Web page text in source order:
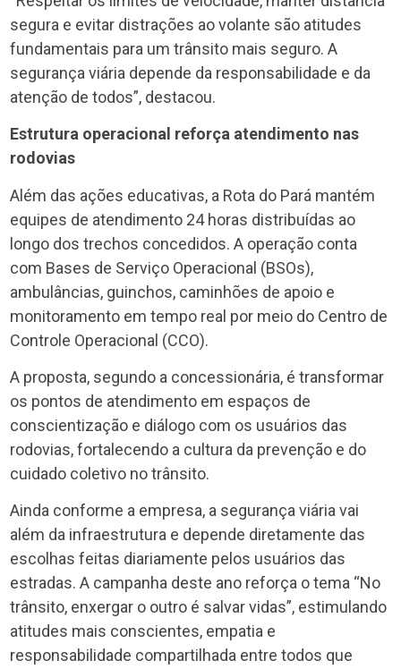
segura e evitar distrações ao volante são atitudes
fundamentais para um trânsito mais seguro. A
segurança viária depende da responsabilidade e da
atenção de todos”, destacou.
Estrutura operacional reforça atendimento nas
rodovias
Além das ações educativas, a Rota do Pará mantém
equipes de atendimento 24 horas distribuídas ao
longo dos trechos concedidos. A operação conta
com Bases de Serviço Operacional (BSOs),
ambulâncias, guinchos, caminhões de apoio e
monitoramento em tempo real por meio do Centro de
Controle Operacional (CCO).
A proposta, segundo a concessionária, é transformar
os pontos de atendimento em espaços de
conscientização e diálogo com os usuários das
rodovias, fortalecendo a cultura da prevenção e do
cuidado coletivo no trânsito.
Ainda conforme a empresa, a segurança viária vai
além da infraestrutura e depende diretamente das
escolhas feitas diariamente pelos usuários das
estradas. A campanha deste ano reforça o tema “No
trânsito, enxergar o outro é salvar vidas”, estimulando
atitudes mais conscientes, empatia e
responsabilidade compartilhada entre todos que